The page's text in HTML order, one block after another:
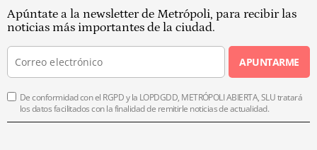
Apúntate a la newsletter de Metrópoli, para recibir las
noticias más importantes de la ciudad.
APUNTARME
De conformidad con el RGPD y la LOPDGDD, METRÓPOLI ABIERTA, SLU tratará
los datos facilitados con la finalidad de remitirle noticias de actualidad.